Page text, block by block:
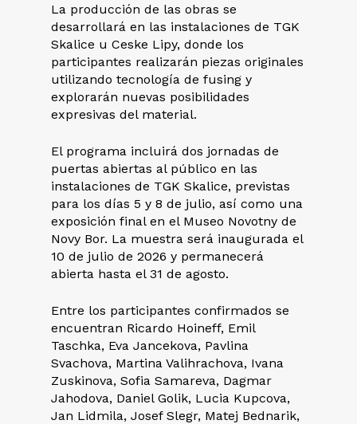
La producción de las obras se
desarrollará en las instalaciones de TGK
Skalice u Ceske Lipy, donde los
participantes realizarán piezas originales
utilizando tecnología de fusing y
explorarán nuevas posibilidades
expresivas del material.
El programa incluirá dos jornadas de
puertas abiertas al público en las
instalaciones de TGK Skalice, previstas
para los días 5 y 8 de julio, así como una
exposición final en el Museo Novotny de
Novy Bor. La muestra será inaugurada el
10 de julio de 2026 y permanecerá
abierta hasta el 31 de agosto.
Entre los participantes confirmados se
encuentran Ricardo Hoineff, Emil
Taschka, Eva Jancekova, Pavlina
Svachova, Martina Valihrachova, Ivana
Zuskinova, Sofia Samareva, Dagmar
Jahodova, Daniel Golik, Lucia Kupcova,
Jan Lidmila, Josef Slegr, Matej Bednarik,